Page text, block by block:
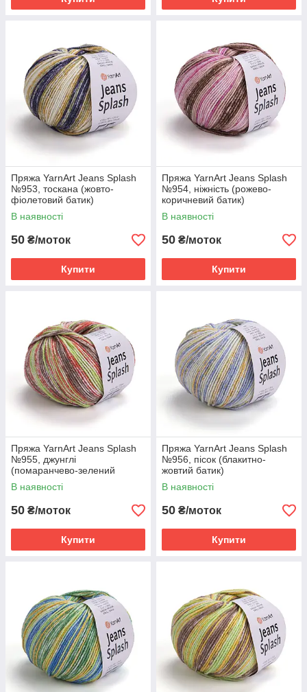
Пряжа YarnArt Jeans Splash
№953, тоскана (жовто-
фіолетовий батик)
В наявності
50 ₴/моток
Купити
Пряжа YarnArt Jeans Splash
№954, ніжність (рожево-
коричневий батик)
В наявності
50 ₴/моток
Купити
Пряжа YarnArt Jeans Splash
№955, джунглі
(помаранчево-зелений
батик)
В наявності
50 ₴/моток
Купити
Пряжа YarnArt Jeans Splash
№956, пісок (блакитно-
жовтий батик)
В наявності
50 ₴/моток
Купити